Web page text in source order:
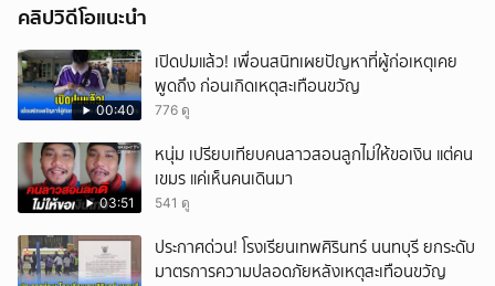
คลิปวิดีโอแนะนำ
00:40
เปิดปมแล้ว! เพื่อนสนิทเผยปัญหาที่ผู้ก่อเหตุเคย
พูดถึง ก่อนเกิดเหตุสะเทือนขวัญ
776 ดู
03:51
หนุ่ม เปรียบเทียบคนลาวสอนลูกไม่ให้ขอเงิน แต่คน
เขมร แค่เห็นคนเดินมา
541 ดู
ประกาศด่วน! โรงเรียนเทพศิรินทร์ นนทบุรี ยกระดับ
มาตรการความปลอดภัยหลังเหตุสะเทือนขวัญ